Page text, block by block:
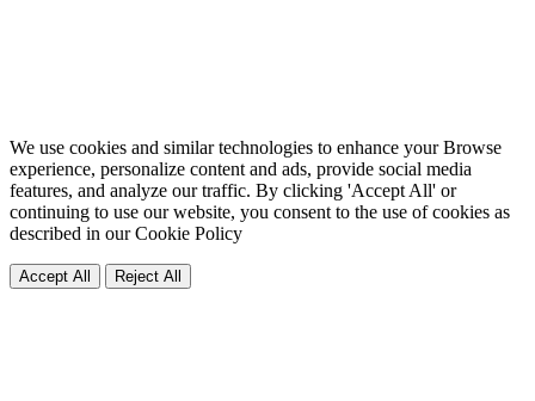
We use cookies and similar technologies to enhance your Browse
experience, personalize content and ads, provide social media
features, and analyze our traffic. By clicking 'Accept All' or
continuing to use our website, you consent to the use of cookies as
described in ourCookie Policy
Accept All Reject All